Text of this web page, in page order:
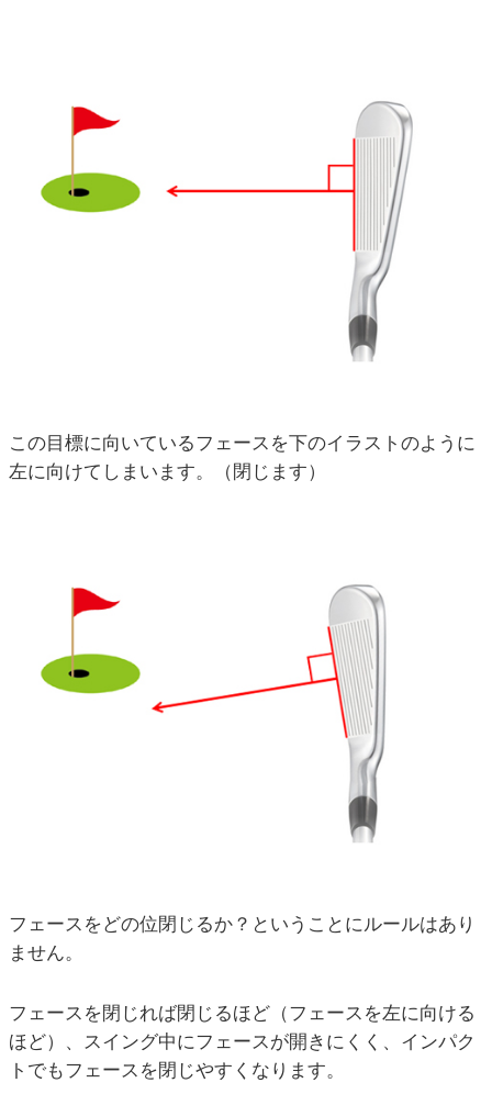
この目標に向いているフェースを下のイラストのように
左に向けてしまいます。（閉じます）
フェースをどの位閉じるか？ということにルールはあり
ません。
フェースを閉じれば閉じるほど（フェースを左に向ける
ほど）、スイング中にフェースが開きにくく、インパク
トでもフェースを閉じやすくなります。